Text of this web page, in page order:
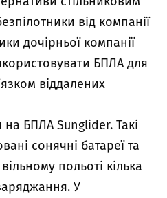
від компанії
дочірньої компанії
БПЛА для
віддалених
БПЛА Sunglider. Такі
сонячні батареї та
польоті кілька
У